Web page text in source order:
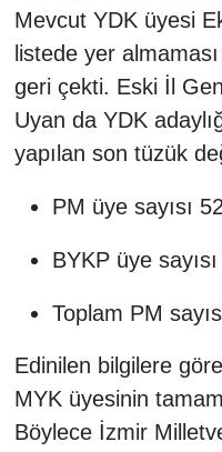
Mevcut YDK üyesi
listede yer
geri çekti. Eski İl
Uyan da YDK
yapılan son tüzük
PM üye sayısı
BYKP üye sayısı
Toplam PM
Edinilen bilgilere
MYK üyesinin
Böylece İzmir